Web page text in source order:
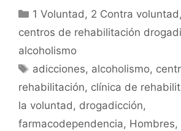
c
e
b
o
o
k
itt
er
ai
l
at
s
p
p
m
p
tir
Categorías
1 Voluntad, 2 Contra voluntad,
centros de rehabilitación
alcoholismo
Etiquetas
adicciones, alcoholismo,
rehabilitación, clínica de
la voluntad, drogadicción,
farmacodependencia, Hombres,